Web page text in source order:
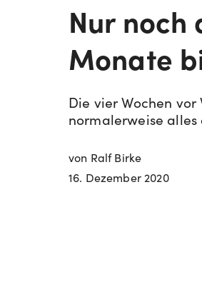
Nur noch
Monate
Die vier Wochen
normalerweise
von Ralf Birke
16. Dezember 2020